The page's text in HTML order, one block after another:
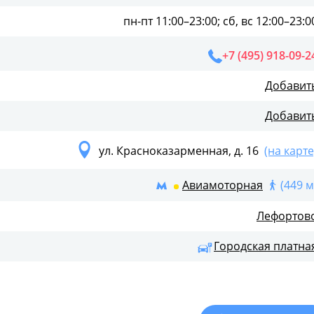
подается в «Таежном» с карамелизованным
сбитень. И особенно стоит попробовать крепленые
«Сливовицу» и «Хреновуху».
и дружелюбный сервис, скидки по будням и
для гостей, молочные коктейли и шарики в
любителей сольных выступлений и хорового пения,
пн-пт 11:00–23:00; сб, вс
+7 (495) 918-09-
ул. Красноказарменная, д. 16 (на
Авиамоторная
(449
Городская